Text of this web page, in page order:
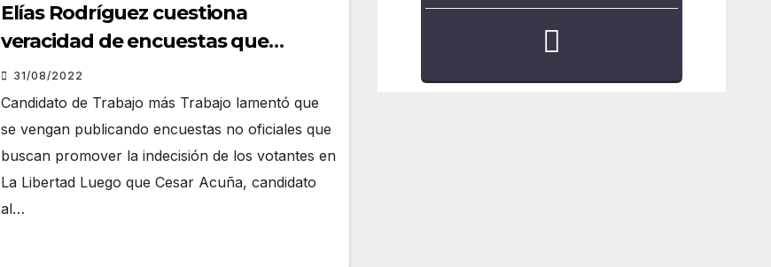
Elías Rodríguez cuestiona
veracidad de encuestas que
ponen favorito a Cesar Acuña
31/08/2022
Candidato de Trabajo más Trabajo lamentó que
se vengan publicando encuestas no oficiales que
buscan promover la indecisión de los votantes en
La Libertad Luego que Cesar Acuña, candidato
al…